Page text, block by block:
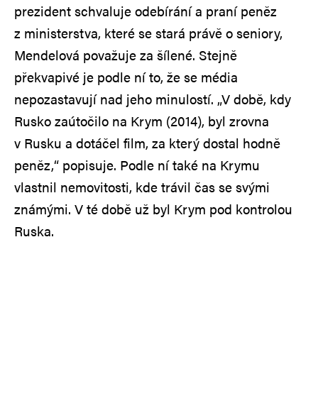
prezident schvaluje odebírání a praní peněz
z ministerstva, které se stará právě o seniory,
Mendelová považuje za šílené. Stejně
překvapivé je podle ní to, že se média
nepozastavují nad jeho minulostí. „V době, kdy
Rusko zaútočilo na Krym (2014), byl zrovna
v Rusku a dotáčel film, za který dostal hodně
peněz,“ popisuje. Podle ní také na Krymu
vlastnil nemovitosti, kde trávil čas se svými
známými. V té době už byl Krym pod kontrolou
Ruska.